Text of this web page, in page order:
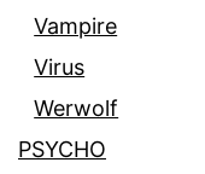
Vampire
Virus
Werwolf
PSYCHO